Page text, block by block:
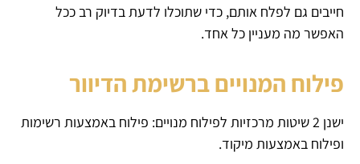
חייבים גם לפלח אותם, כדי שתוכלו לדעת בדיוק רב ככל
האפשר מה מעניין כל אחד.
פילוח המנויים ברשימת הדיוור
ישנן 2 שיטות מרכזיות לפילוח מנויים: פילוח באמצעות רשימות
ופילוח באמצעות מיקוד.